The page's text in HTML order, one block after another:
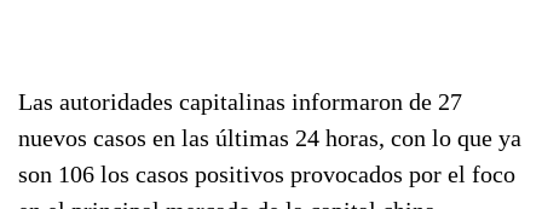
Las autoridades capitalinas informaron de 27
nuevos casos en las últimas 24 horas, con lo que ya
son 106 los casos positivos provocados por el foco